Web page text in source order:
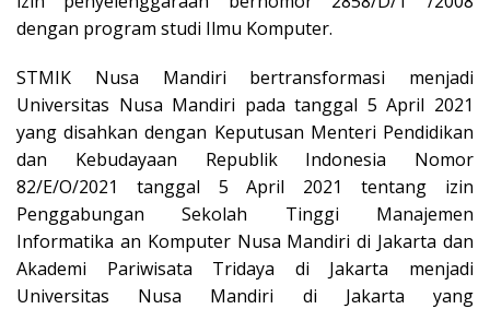
dengan program studi Ilmu Komputer.
STMIK Nusa Mandiri bertransformasi menjadi
Universitas Nusa Mandiri pada tanggal 5 April 2021
yang disahkan dengan Keputusan Menteri Pendidikan
dan Kebudayaan Republik Indonesia Nomor
82/E/O/2021 tanggal 5 April 2021 tentang izin
Penggabungan Sekolah Tinggi Manajemen
Informatika an Komputer Nusa Mandiri di Jakarta dan
Akademi Pariwisata Tridaya di Jakarta menjadi
Universitas Nusa Mandiri di Jakarta yang